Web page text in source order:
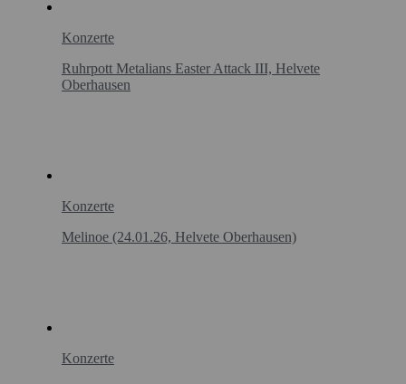
Konzerte
Ruhrpott Metalians Easter Attack III, Helvete
Oberhausen
Konzerte
Melinoe (24.01.26, Helvete Oberhausen)
Konzerte